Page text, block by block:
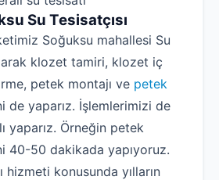
Su Tesisatçısı
Soğuksu mahallesi Su
klozet tamiri, klozet iç
petek montajı ve petek
de yaparız. İşlemlerimizi de
yaparız. Örneğin petek
40-50 dakikada yapıyoruz.
hizmeti konusunda yılların